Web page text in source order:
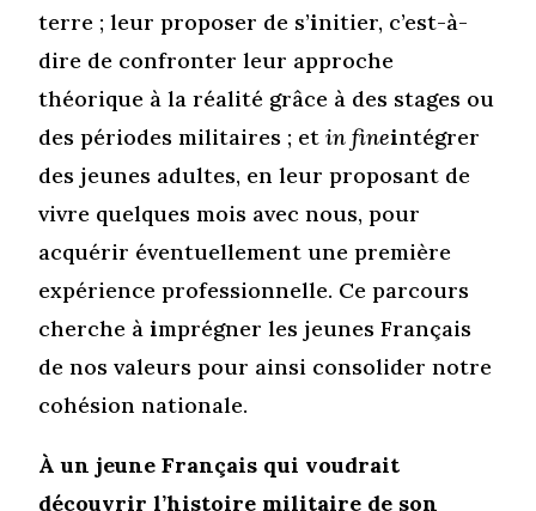
terre ; leur proposer de s’initier, c’est-à-
dire de confronter leur approche
théorique à la réalité grâce à des stages ou
des périodes militaires ; etin fineintégrer
des jeunes adultes, en leur proposant de
vivre quelques mois avec nous, pour
acquérir éventuellement une première
expérience professionnelle. Ce parcours
cherche àimprégner les jeunes Français
de nos valeurs pour ainsi consolider notre
cohésion nationale.
À un jeune Français qui voudrait
découvrir l’histoire militaire de son